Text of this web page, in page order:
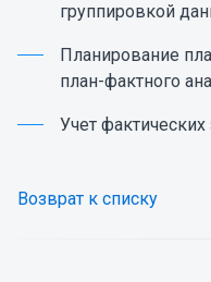
группировкой
Планирование
план-фактного
Учет фактических
Возврат к списку